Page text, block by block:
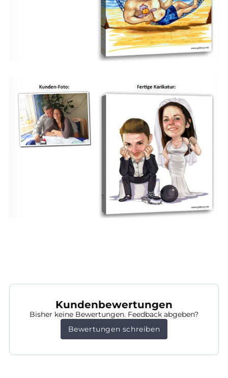
Kundenbewertungen
Bisher keine Bewertungen. Feedback abgeben?
Bewertungen schreiben